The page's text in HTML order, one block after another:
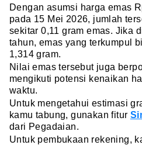
Dengan asumsi harga emas
pada 15 Mei 2026, jumlah
sekitar 0,11 gram emas. Jika
tahun, emas yang terkumpul
1,314 gram.
Nilai emas tersebut juga
mengikuti potensi kenaikan
waktu.
Untuk mengetahui estimasi
kamu tabung, gunakan fitur
dari Pegadaian.
Untuk pembukaan rekening,